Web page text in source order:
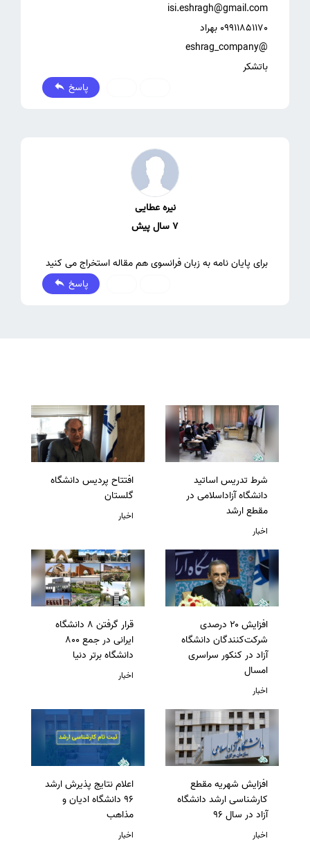
باتشکر
پاسخ
نیره عطایی
7 سال پیش
برای پایان نامه به زبان فرانسوی هم مقاله استخراج می کنید
پاسخ
شرط تدریس اساتید
دانشگاه آزاداسلامی در
مقطع ارشد
اخبار
افتتاح پردیس دانشگاه
گلستان
اخبار
افزایش ۲۰ درصدی
شرکت‌کنندگان دانشگاه
آزاد در کنکور سراسری
امسال
اخبار
قرار گرفتن 8 دانشگاه
ایرانی در جمع 800
دانشگاه برتر دنیا
اخبار
افزایش شهریه مقطع
کارشناسی ارشد دانشگاه
آزاد در سال 96
اخبار
اعلام نتایج پذیرش ارشد
96 دانشگاه ادیان و
مذاهب
اخبار